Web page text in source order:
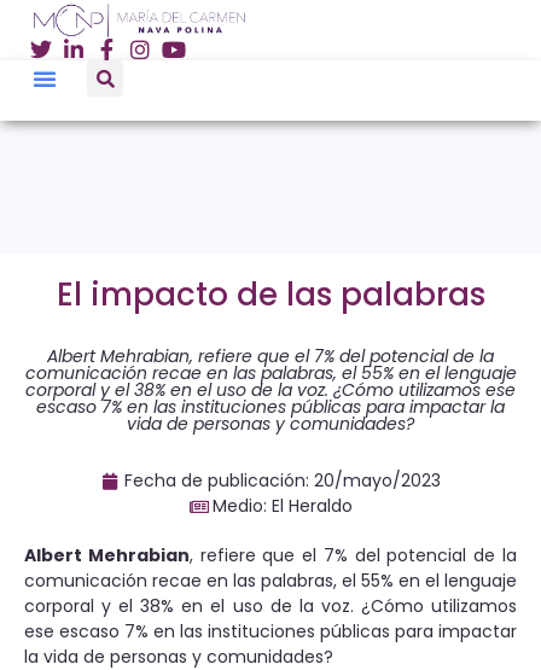
El impacto de las palabras
Albert Mehrabian, refiere que el 7% del potencial de la
comunicación recae en las palabras, el 55% en el lenguaje
corporal y el 38% en el uso de la voz. ¿Cómo utilizamos ese
escaso 7% en las instituciones públicas para impactar la
vida de personas y comunidades?
Fecha de publicación: 20/mayo/2023
Medio: El Heraldo
Albert Mehrabian, refiere que el 7% del potencial de la
comunicación recae en las palabras, el 55% en el lenguaje
corporal y el 38% en el uso de la voz. ¿Cómo utilizamos
ese escaso 7% en las instituciones públicas para impactar
la vida de personas y comunidades?